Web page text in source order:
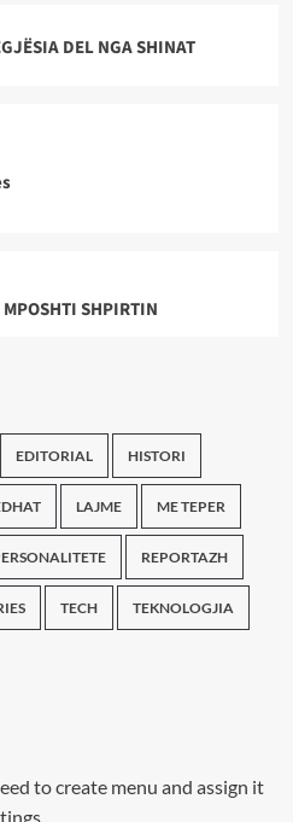
DEL NGA SHINAT
SHPIRTIN
EDITORIAL HISTORI
LAJME ME TEPER
REPORTAZH
TECH TEKNOLOGJIA
to create menu and assign it